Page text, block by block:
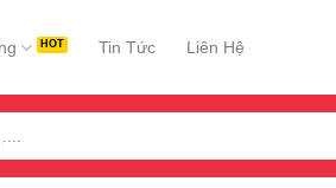
Tin Tức Liên Hệ